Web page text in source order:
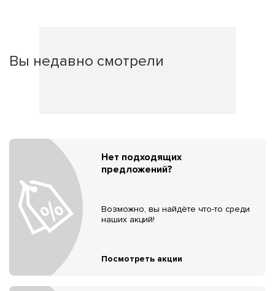
Вы недавно смотрели
Нет подходящих
предложений?
Возможно, вы найдёте что-то среди
наших акций!
Посмотреть акции